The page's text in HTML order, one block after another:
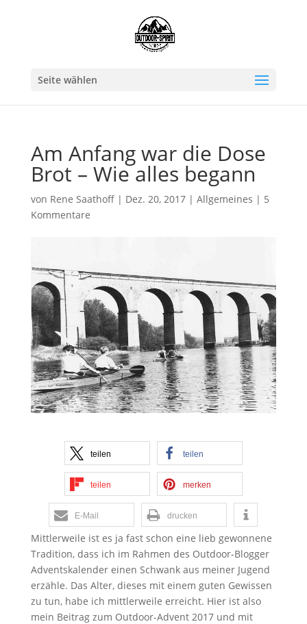
Seite wählen
Am Anfang war die Dose
Brot – Wie alles begann
von Rene Saathoff| Dez. 20, 2017| Allgemeines | 5
Kommentare
teilen teilen
teilen merken
E-Mail drucken
Mittlerweile ist es ja fast schon eine lieb gewonnene
Tradition, dass ich im Rahmen des Outdoor-Blogger
Adventskalender einen Schwank aus meiner Jugend
erzähle. Das Alter, dieses mit einem guten Gewissen
zu tun, habe ich mittlerweile erreicht. Hier ist also
mein Beitrag zum Outdoor-Advent 2017 und mit